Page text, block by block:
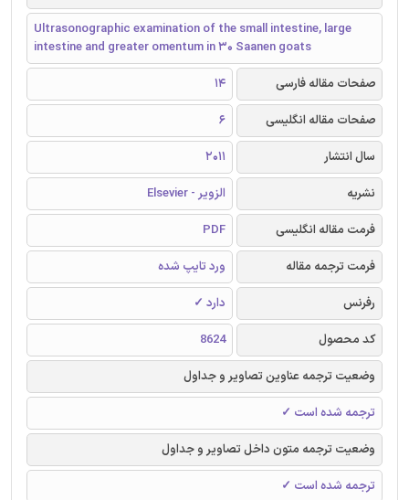
Ultrasonographic examination of the small intestine, large
intestine and greater omentum in 30 Saanen goats
صفحات مقاله فارسی
14
صفحات مقاله انگلیسی
6
سال انتشار
2011
نشریه
الزویر - Elsevier
فرمت مقاله انگلیسی
PDF
فرمت ترجمه مقاله
ورد تایپ شده
رفرنس
دارد ✓
کد محصول
8624
وضعیت ترجمه عناوین تصاویر و جداول
ترجمه شده است ✓
وضعیت ترجمه متون داخل تصاویر و جداول
ترجمه شده است ✓